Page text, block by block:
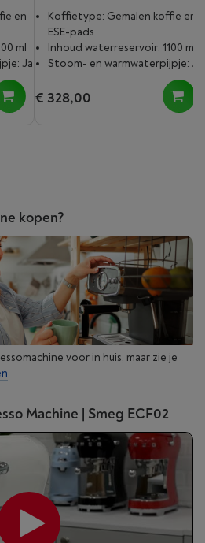
en
ml
Ja
Koffietype: Gemalen koffie en
ESE-pads
Inhoud waterreservoir: 1100 ml
Stoom- en warmwaterpijpje: Ja
€ 328,00
kopen?
voor in huis, maar zie je
Machine | Smeg ECF02